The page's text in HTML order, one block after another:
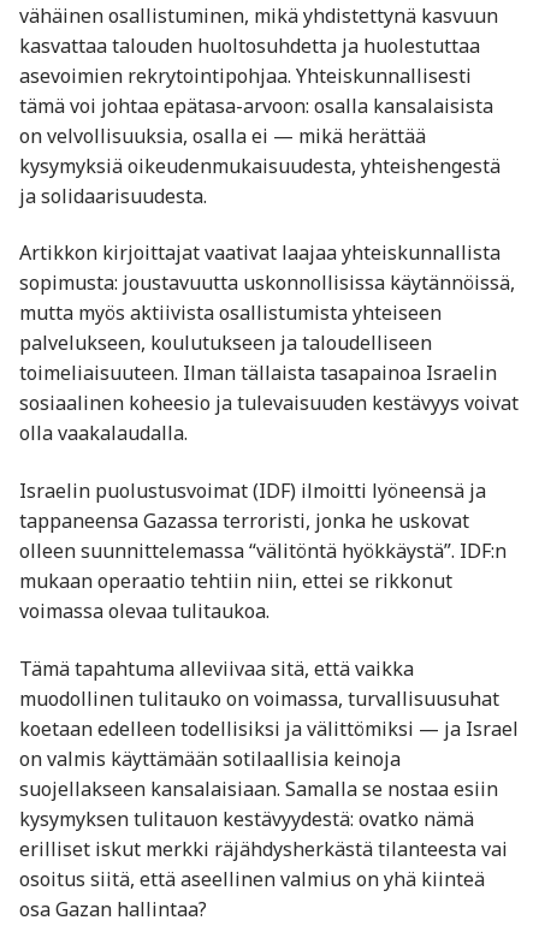
vähäinen osallistuminen, mikä yhdistettynä kasvuun
kasvattaa talouden huoltosuhdetta ja huolestuttaa
asevoimien rekrytointipohjaa. Yhteiskunnallisesti
tämä voi johtaa epätasa-arvoon: osalla kansalaisista
on velvollisuuksia, osalla ei — mikä herättää
kysymyksiä oikeudenmukaisuudesta, yhteishengestä
ja solidaarisuudesta.
Artikkon kirjoittajat vaativat laajaa yhteiskunnallista
sopimusta: joustavuutta uskonnollisissa käytännöissä,
mutta myös aktiivista osallistumista yhteiseen
palvelukseen, koulutukseen ja taloudelliseen
toimeliaisuuteen. Ilman tällaista tasapainoa Israelin
sosiaalinen koheesio ja tulevaisuuden kestävyys voivat
olla vaakalaudalla.
Israelin puolustusvoimat (IDF) ilmoitti lyöneensä ja
tappaneensa Gazassa terroristi, jonka he uskovat
olleen suunnittelemassa “välitöntä hyökkäystä”. IDF:n
mukaan operaatio tehtiin niin, ettei se rikkonut
voimassa olevaa tulitaukoa.
Tämä tapahtuma alleviivaa sitä, että vaikka
muodollinen tulitauko on voimassa, turvallisuusuhat
koetaan edelleen todellisiksi ja välittömiksi — ja Israel
on valmis käyttämään sotilaallisia keinoja
suojellakseen kansalaisiaan. Samalla se nostaa esiin
kysymyksen tulitauon kestävyydestä: ovatko nämä
erilliset iskut merkki räjähdysherkästä tilanteesta vai
osoitus siitä, että aseellinen valmius on yhä kiinteä
osa Gazan hallintaa?